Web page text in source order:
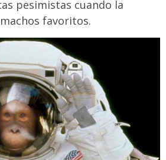
pesimistas cuando la
favoritos.